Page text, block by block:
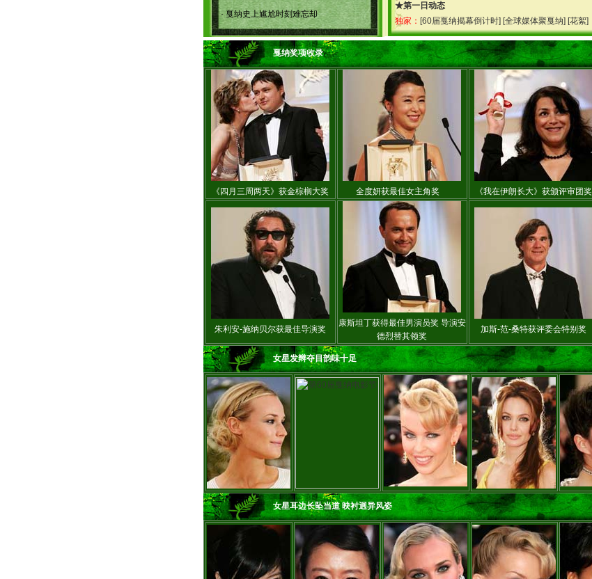
· 戛纳史上尴尬时刻难忘却
★第一日动态
独家： [60届戛纳揭幕倒计时] [全球媒体聚戛纳] [花絮]
戛纳奖项收录
《四月三周两天》获金棕榈大奖 全度妍获最佳女主角奖 《我在伊朗长大》获颁评审团奖
朱利安-施纳贝尔获最佳导演奖
康斯坦丁获得最佳男演员奖 导演安
德烈替其领奖
加斯-范-桑特获评委会特别奖
女星发辫夺目韵味十足
女星耳边长坠当道 映衬迥异风姿